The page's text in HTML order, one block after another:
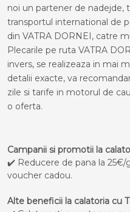
noi un partener de nadejde,
transportul international de
din VATRA DORNEI, catre
Plecarile pe ruta VATRA
invers, se realizeaza in mai
detalii exacte, va
zile si tarife in motorul de
o oferta.
Campanii si promotii la
✔️ Reducere de pana la 25€/
voucher cadou.
Alte beneficii la calatoria cu